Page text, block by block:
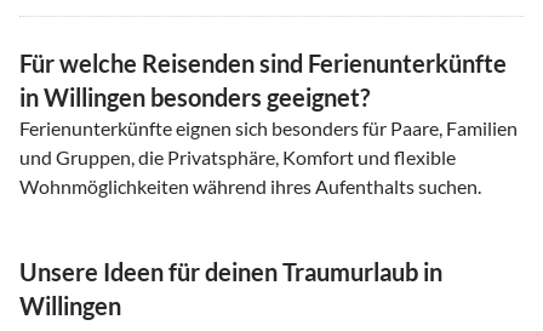
Für welche Reisenden sind Ferienunterkünfte
in Willingen besonders geeignet?
Ferienunterkünfte eignen sich besonders für Paare, Familien
und Gruppen, die Privatsphäre, Komfort und flexible
Wohnmöglichkeiten während ihres Aufenthalts suchen.
Unsere Ideen für deinen Traumurlaub in
Willingen